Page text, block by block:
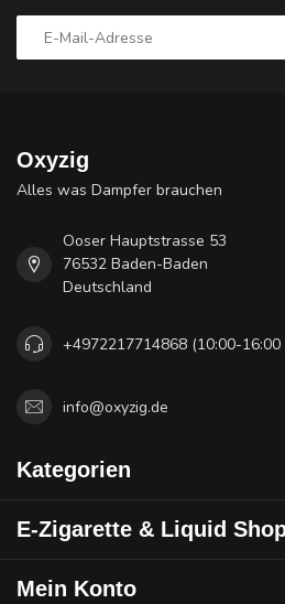
Oxyzig
Alles was Dampfer brauchen
Ooser Hauptstrasse 53
76532 Baden-Baden
Deutschland
+4972217714868 (10:00-16:00
info@oxyzig.de
Kategorien
E-Zigarette & Liquid
Mein Konto